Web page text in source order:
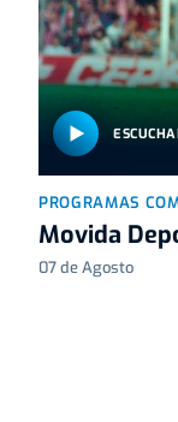
PROGRAMAS
Movida
07 de Agosto